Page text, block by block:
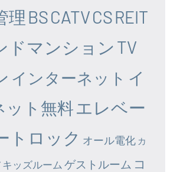
理 BSCATVCSREIT
ドマンション TV
インターネット イ
ット無料エレベー
トロック オール電化 カ
キッズルーム ゲストルーム コ